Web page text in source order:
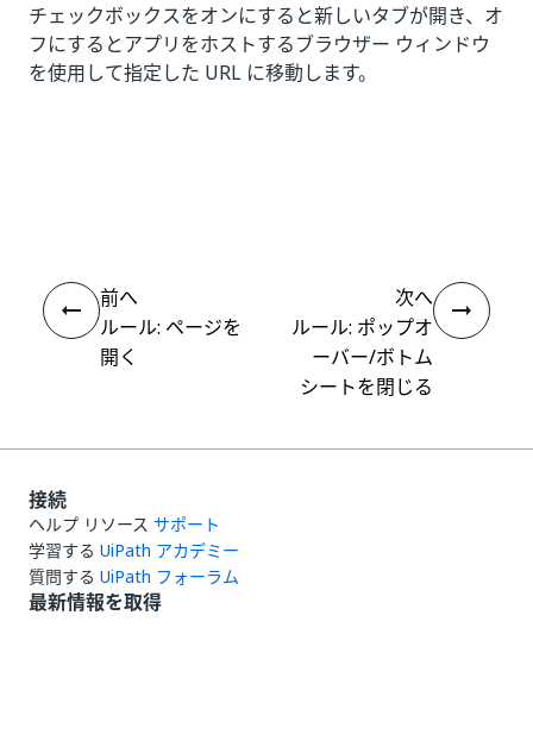
チェックボックスをオンにすると新しいタブが開き、オ
フにするとアプリをホストするブラウザー ウィンドウ
を使用して指定した URL に移動します。
前へ
ルール: ページを
開く
次へ
ルール: ポップオ
ーバー/ボトム
シートを閉じる
接続
ヘルプ リソース サポート
学習する UiPath アカデミー
質問する UiPath フォーラム
最新情報を取得